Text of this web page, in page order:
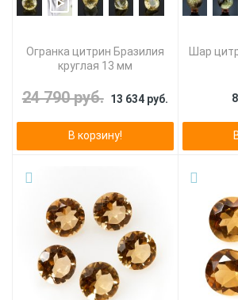
Огранка цитрин Бразилия
круглая 13 мм
24 790 руб. 13 634 руб.
В корзину!
Шар